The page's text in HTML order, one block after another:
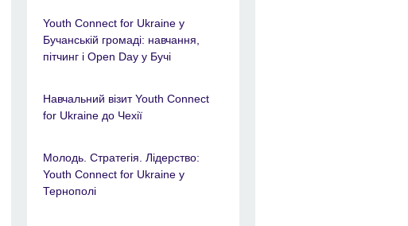
Youth Connect for Ukraine у
Бучанській громаді: навчання,
пітчинг і Open Day у Бучі
Навчальний візит Youth Connect
for Ukraine до Чехії
Молодь. Стратегія. Лідерство:
Youth Connect for Ukraine у
Тернополі